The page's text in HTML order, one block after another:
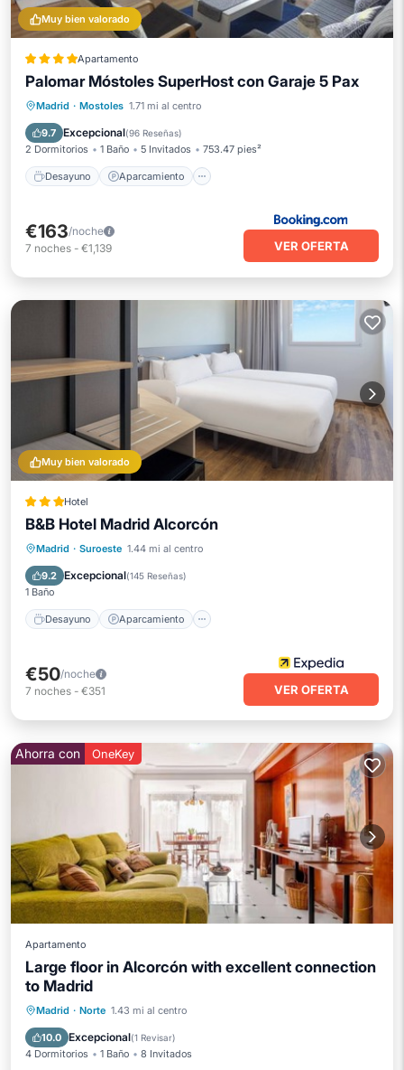
Muy bien valorado
Apartamento
Palomar Móstoles SuperHost con Garaje 5 Pax
Madrid · Mostoles 1.71 mi al centro
9.7 Excepcional(96 Reseñas)
2 Dormitorios 1 Baño 5 Invitados 753.47 pies²
Desayuno Aparcamiento
Desayuno Aparcamiento
Aire acondicionado
€163/noche
7 noches - €1,139 VER OFERTA
Muy bien valorado
Hotel
B&B Hotel Madrid Alcorcón
Madrid · Suroeste 1.44 mi al centro
9.2 Excepcional(145 Reseñas)
1 Baño
Desayuno Aparcamiento
Desayuno Aparcamiento
Apto para niños
€50/noche
7 noches - €351 VER OFERTA
Ahorra con OneKey
Apartamento
Large floor in Alcorcón with excellent connection
to Madrid
Madrid · Norte 1.43 mi al centro
10.0 Excepcional(1 Revisar)
4 Dormitorios 1 Baño 8 Invitados
Apto para niños
Ropa de cama